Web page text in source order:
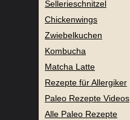
Sellerieschnitzel
Chickenwings
Zwiebelkuchen
Kombucha
Matcha Latte
Rezepte für Allergiker
Paleo Rezepte Videos
Alle Paleo Rezepte